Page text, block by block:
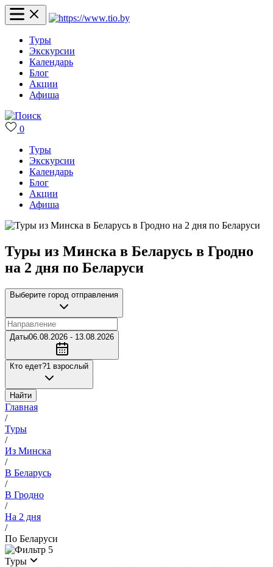
Туры
Экскурсии
Календарь
Блог
Акции
Афиша
0
Туры
Экскурсии
Календарь
Блог
Акции
Афиша
Туры из Минска в Беларусь в Гродно
на 2 дня по Беларуси
Выберите город отправления
Даты06.08.2026 - 13.08.2026
Кто едет?1 взрослый
Найти
Главная
/
Туры
/
Из Минска
/
В Беларусь
/
В Гродно
/
На 2 дня
/
По Беларуси
5
Туры